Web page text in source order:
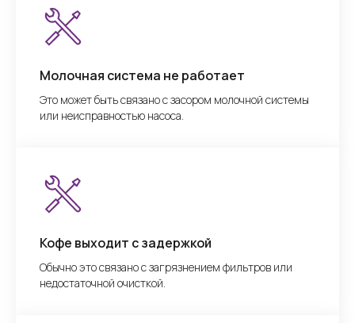
Молочная система не работает
Это может быть связано с засором молочной системы
или неисправностью насоса.
Кофе выходит с задержкой
Обычно это связано с загрязнением фильтров или
недостаточной очисткой.